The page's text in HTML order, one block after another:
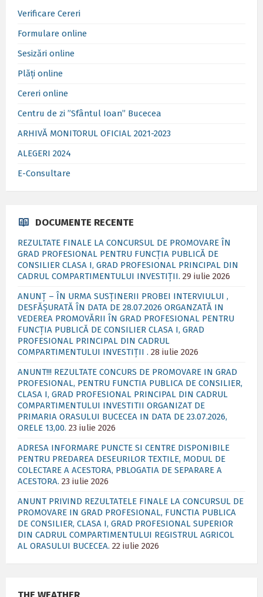
Verificare Cereri
Formulare online
Sesizări online
Plăți online
Cereri online
Centru de zi ”Sfântul Ioan” Bucecea
ARHIVĂ MONITORUL OFICIAL 2021-2023
ALEGERI 2024
E-Consultare
DOCUMENTE RECENTE
REZULTATE FINALE LA CONCURSUL DE PROMOVARE ÎN
GRAD PROFESIONAL PENTRU FUNCȚIA PUBLICĂ DE
CONSILIER CLASA I, GRAD PROFESIONAL PRINCIPAL DIN
CADRUL COMPARTIMENTULUI INVESTIȚII. 29 iulie 2026
ANUNȚ – ÎN URMA SUSȚINERII PROBEI INTERVIULUI ,
DESFĂȘURATĂ ÎN DATA DE 28.07.2026 ORGANZATĂ IN
VEDEREA PROMOVĂRII ÎN GRAD PROFESIONAL PENTRU
FUNCȚIA PUBLICĂ DE CONSILIER CLASA I, GRAD
PROFESIONAL PRINCIPAL DIN CADRUL
COMPARTIMENTULUI INVESTIȚII . 28 iulie 2026
ANUNT!!! REZULTATE CONCURS DE PROMOVARE IN GRAD
PROFESIONAL, PENTRU FUNCTIA PUBLICA DE CONSILIER,
CLASA I, GRAD PROFESIONAL PRINCIPAL DIN CADRUL
COMPARTIMENTULUI INVESTITII ORGANIZAT DE
PRIMARIA ORASULUI BUCECEA IN DATA DE 23.07.2026,
ORELE 13,00. 23 iulie 2026
ADRESA INFORMARE PUNCTE SI CENTRE DISPONIBILE
PENTRU PREDAREA DESEURILOR TEXTILE, MODUL DE
COLECTARE A ACESTORA, PBLOGATIA DE SEPARARE A
ACESTORA. 23 iulie 2026
ANUNT PRIVIND REZULTATELE FINALE LA CONCURSUL DE
PROMOVARE IN GRAD PROFESIONAL, FUNCTIA PUBLICA
DE CONSILIER, CLASA I, GRAD PROFESIONAL SUPERIOR
DIN CADRUL COMPARTIMENTULUI REGISTRUL AGRICOL
AL ORASULUI BUCECEA. 22 iulie 2026